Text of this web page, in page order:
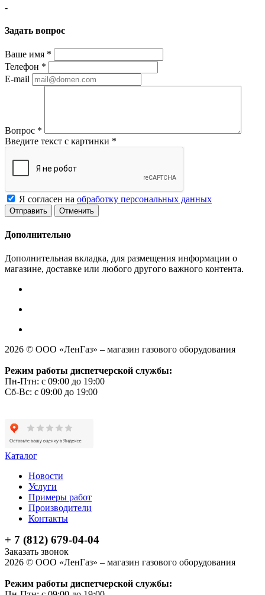
-
Задать вопрос
Ваше имя *
Телефон *
E-mail
Вопрос *
Введите текст с картинки *
Я согласен на обработку персональных данных
Отменить
Дополнительно
Дополнительная вкладка, для размещения информации о
магазине, доставке или любого другого важного контента.
2026 © ООО «ЛенГаз» – магазин газового оборудования
Режим работы диспетчерской службы:
Пн-Птн: с 09:00 до 19:00
Сб-Вс: с 09:00 до 19:00
Каталог
Новости
Услуги
Примеры работ
Производители
Контакты
+ 7 (812) 679-04-04
Заказать звонок
2026 © ООО «ЛенГаз» – магазин газового оборудования
Режим работы диспетчерской службы: